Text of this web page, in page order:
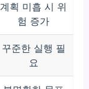
계획 미흡 시 위
험 증가
꾸준한 실행 필
요